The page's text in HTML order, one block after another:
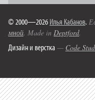
© 2000—2026 Илья Кабанов.
мной. Made in Deptford.
Дизайн и верстка — Code